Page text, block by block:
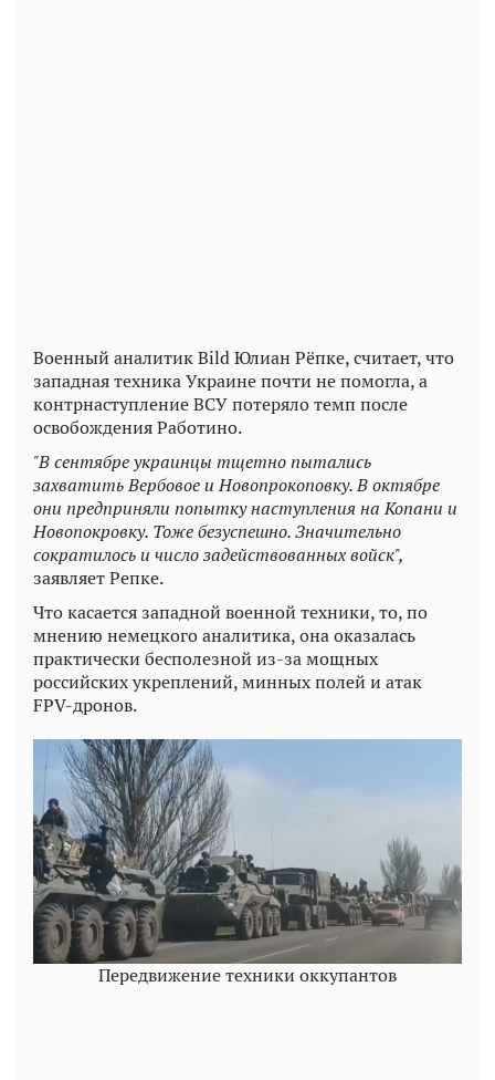
Военный аналитик Bild Юлиан Рёпке, считает, что
западная техника Украине почти не помогла, а
контрнаступление ВСУ потеряло темп после
освобождения Работино.
"В сентябре украинцы тщетно пытались
захватить Вербовое и Новопрокоповку. В октябре
они предприняли попытку наступления на Копани и
Новопокровку. Тоже безуспешно. Значительно
сократилось и число задействованных войск",
заявляет Репке.
Что касается западной военной техники, то, по
мнению немецкого аналитика, она оказалась
практически бесполезной из-за мощных
российских укреплений, минных полей и атак
FPV-дронов.
Передвижение техники оккупантов